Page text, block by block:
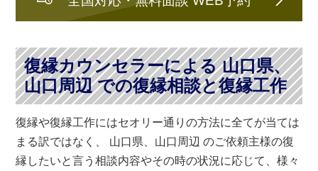
復縁カウンセラーによる 山口県、
山口周辺 での復縁相談と復縁工作
復縁や復縁工作にはセオリー通りの方法に全てが当ては
まる訳ではなく、 山口県、山口周辺 のご依頼主様の復
縁したいと言う相談内容やその時の状況に応じて、様々